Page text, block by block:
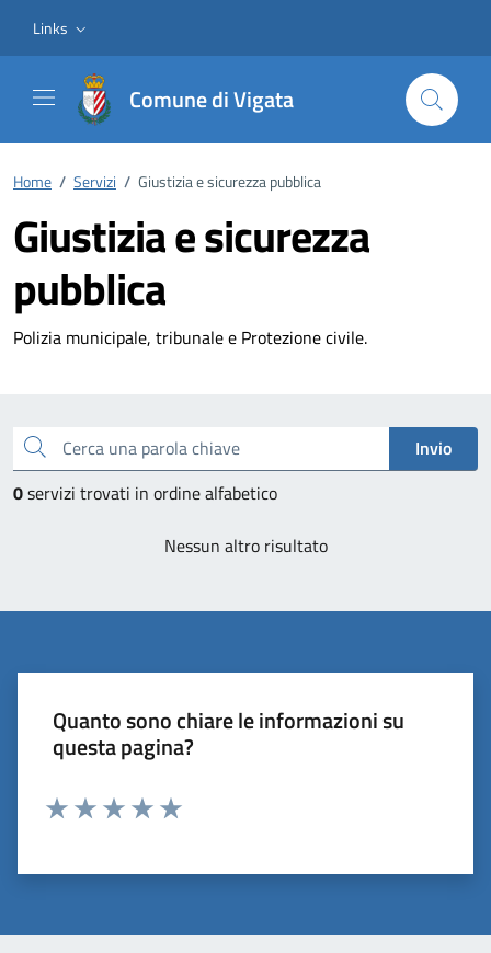
Links
Comune di Vigata
Home / Servizi / Giustizia e sicurezza pubblica
Giustizia e sicurezza
pubblica
Polizia municipale, tribunale e Protezione civile.
Cerca una parola chiave
Invio
0servizi trovati in ordine alfabetico
Nessun altro risultato
Quanto sono chiare le informazioni su
questa pagina?